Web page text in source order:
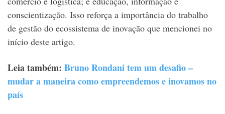
conscientização. Isso reforça a importância do trabalho
de gestão do ecossistema de inovação que mencionei no
início deste artigo.
Leia também: Bruno Rondani tem um desafio –
mudar a maneira como empreendemos e inovamos no
país